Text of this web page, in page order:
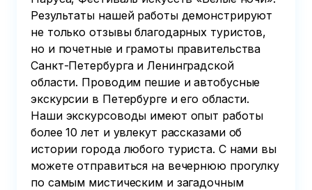
Результаты нашей работы демонстрируют
не только отзывы благодарных туристов,
но и почетные и грамоты правительства
Санкт-Петербурга и Ленинградской
области. Проводим пешие и автобусные
экскурсии в Петербурге и его области.
Наши экскурсоводы имеют опыт работы
более 10 лет и увлекут рассказами об
истории города любого туриста. С нами вы
можете отправиться на вечернюю прогулку
по самым мистическим и загадочным